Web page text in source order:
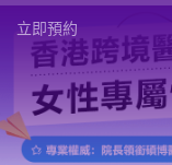
立即預約